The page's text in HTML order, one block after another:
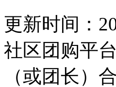
更新时间：
社区团购平
（或团长）